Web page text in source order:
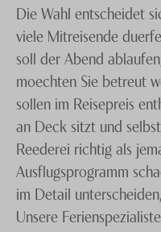
Die Wahl entscheidet
viele Mitreisende
soll der Abend
moechten Sie betreut
sollen im Reisepreis
an Deck sitzt und
Reederei richtig als
Ausflugsprogramm
im Detail
Unsere